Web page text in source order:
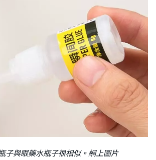
子與眼藥水瓶子很相似。網上圖片